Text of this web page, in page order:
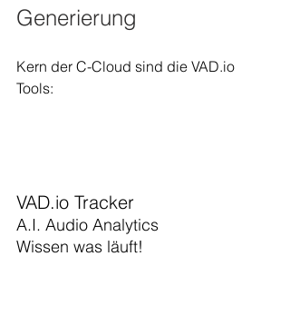
Generierung
Kern der C-Cloud sind die VAD.io
Tools:
VAD.io Tracker
A.I. Audio Analytics
Wissen was läuft!